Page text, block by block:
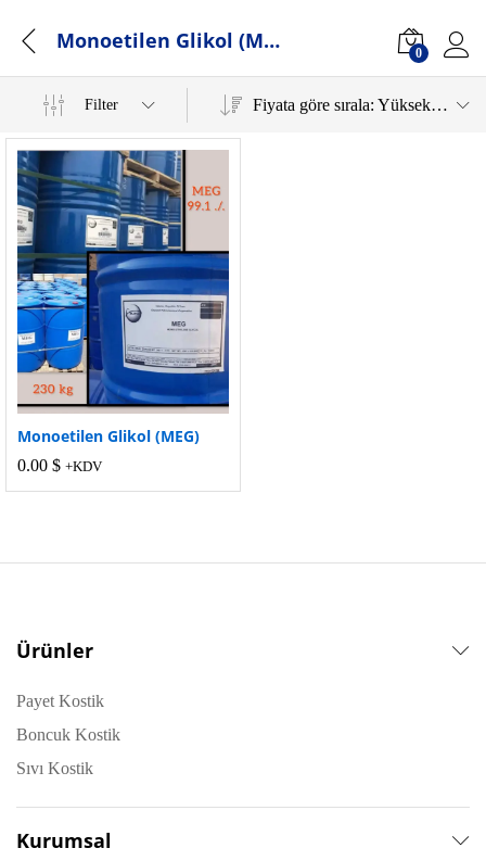
Monoetilen Glikol (MEG)
0
Filter Fiyata göre sırala: Yüksekten düşüğe
Monoetilen Glikol (MEG)
0.00 $ +KDV
Ürünler
Payet Kostik
Boncuk Kostik
Sıvı Kostik
Kurumsal